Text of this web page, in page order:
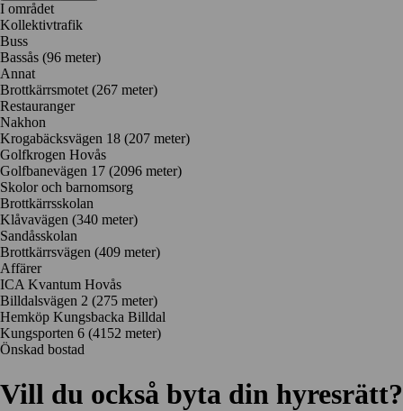
I området
Kollektivtrafik
Buss
Bassås (96 meter)
Annat
Brottkärrsmotet (267 meter)
Restauranger
Nakhon
Krogabäcksvägen 18 (207 meter)
Golfkrogen Hovås
Golfbanevägen 17 (2096 meter)
Skolor och barnomsorg
Brottkärrsskolan
Klåvavägen (340 meter)
Sandåsskolan
Brottkärrsvägen (409 meter)
Affärer
ICA Kvantum Hovås
Billdalsvägen 2 (275 meter)
Hemköp Kungsbacka Billdal
Kungsporten 6 (4152 meter)
Önskad bostad
Vill du också byta din hyresrätt?